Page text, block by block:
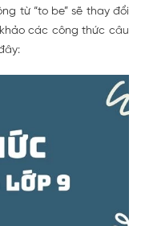
từ “to be” sẽ thay đổi
các công thức câu